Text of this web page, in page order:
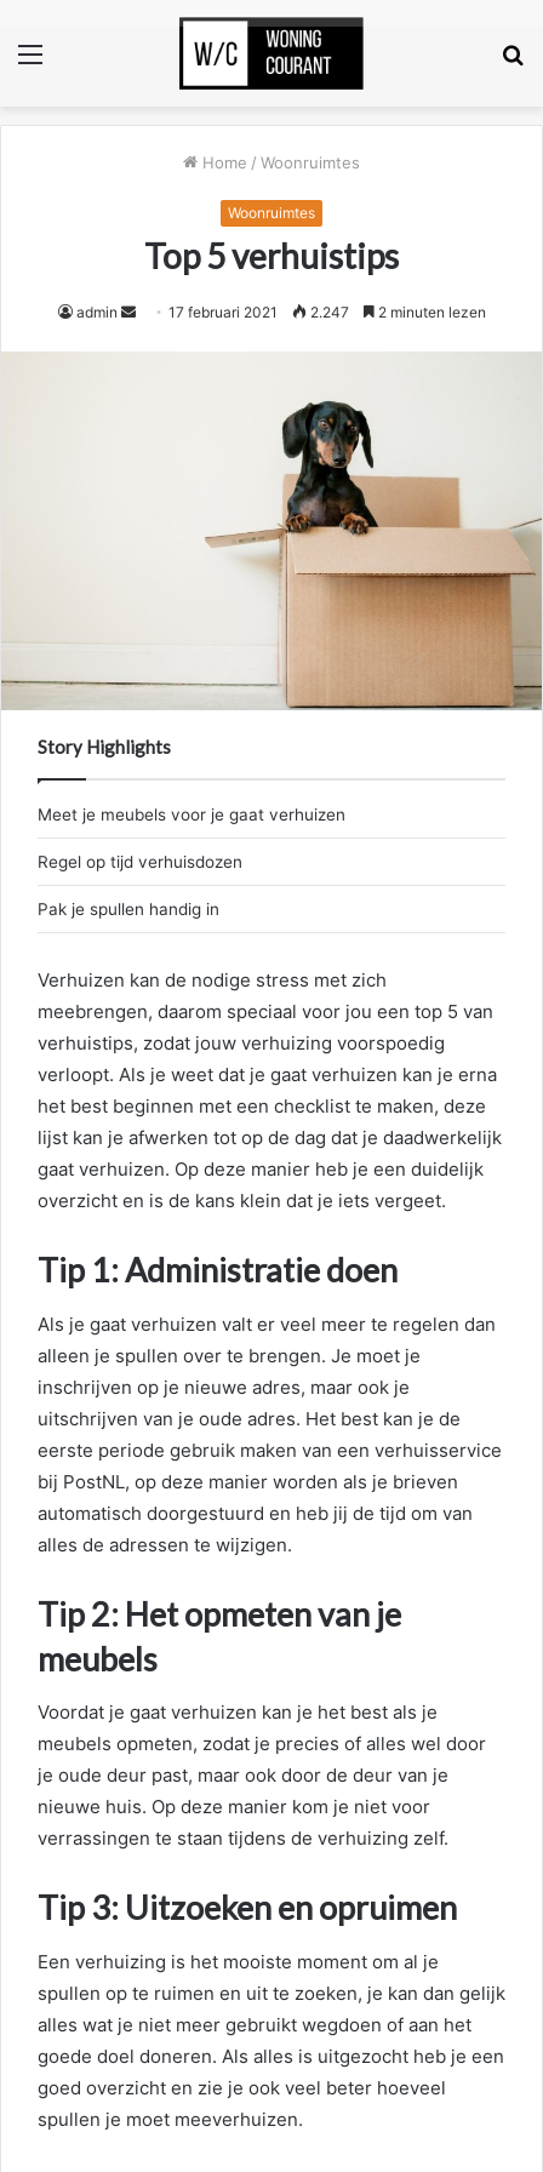
Menu
Home / Woonruimtes
Woonruimtes
Top 5 verhuistips
admin
Send17 februari 2021 2.247 2 minuten lezen
Story Highlights
Meet je meubels voor je gaat verhuizen
Regel op tijd verhuisdozen
Pak je spullen handig in
Verhuizen kan de nodige stress met zich
meebrengen, daarom speciaal voor jou een top 5 van
verhuistips, zodat jouw verhuizing voorspoedig
verloopt. Als je weet dat je gaat verhuizen kan je erna
het best beginnen met een checklist te maken, deze
lijst kan je afwerken tot op de dag dat je daadwerkelijk
gaat verhuizen. Op deze manier heb je een duidelijk
overzicht en is de kans klein dat je iets vergeet.
Tip 1: Administratie doen
Als je gaat verhuizen valt er veel meer te regelen dan
alleen je spullen over te brengen. Je moet je
inschrijven op je nieuwe adres, maar ook je
uitschrijven van je oude adres. Het best kan je de
eerste periode gebruik maken van een verhuisservice
bij PostNL, op deze manier worden als je brieven
automatisch doorgestuurd en heb jij de tijd om van
alles de adressen te wijzigen.
Tip 2: Het opmeten van je
meubels
Voordat je gaat verhuizen kan je het best als je
meubels opmeten, zodat je precies of alles wel door
je oude deur past, maar ook door de deur van je
nieuwe huis. Op deze manier kom je niet voor
verrassingen te staan tijdens de verhuizing zelf.
Tip 3: Uitzoeken en opruimen
Een verhuizing is het mooiste moment om al je
spullen op te ruimen en uit te zoeken, je kan dan gelijk
alles wat je niet meer gebruikt wegdoen of aan het
goede doel doneren. Als alles is uitgezocht heb je een
goed overzicht en zie je ook veel beter hoeveel
spullen je moet meeverhuizen.